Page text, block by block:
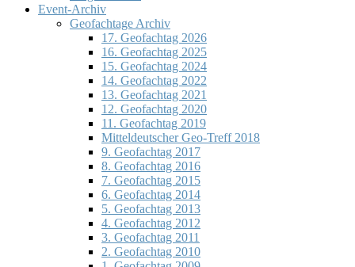
Event-Archiv
Geofachtage Archiv
17. Geofachtag 2026
16. Geofachtag 2025
15. Geofachtag 2024
14. Geofachtag 2022
13. Geofachtag 2021
12. Geofachtag 2020
11. Geofachtag 2019
Mitteldeutscher Geo-Treff 2018
9. Geofachtag 2017
8. Geofachtag 2016
7. Geofachtag 2015
6. Geofachtag 2014
5. Geofachtag 2013
4. Geofachtag 2012
3. Geofachtag 2011
2. Geofachtag 2010